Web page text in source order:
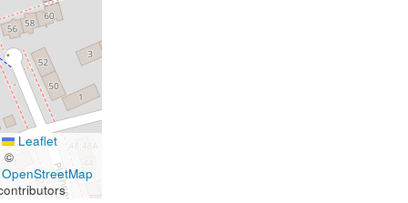
Leaflet
©
OpenStreetMap